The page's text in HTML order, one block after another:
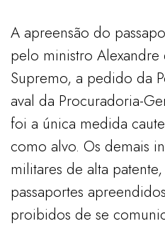
A apreensão do
pelo ministro
Supremo, a pedido da
aval da Procuradoria-
foi a única medida
como alvo. Os demais
militares de alta
passaportes
proibidos de se